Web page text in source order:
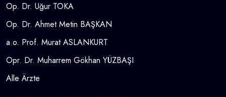
Op. Dr. Uğur TOKA
Op. Dr. Ahmet Metin BAŞKAN
a.o. Prof. Murat ASLANKURT
Opr. Dr. Muharrem Gökhan YÜZBAŞI
Alle Ärzte